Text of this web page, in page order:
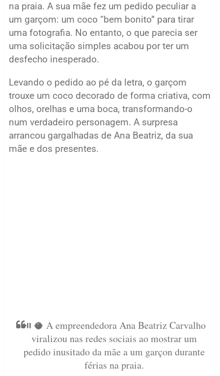
na praia. A sua mãe fez um pedido peculiar a
um garçom: um coco “bem bonito” para tirar
uma fotografia. No entanto, o que parecia ser
uma solicitação simples acabou por ter um
desfecho inesperado.
Levando o pedido ao pé da letra, o garçom
trouxe um coco decorado de forma criativa, com
olhos, orelhas e uma boca, transformando-o
num verdadeiro personagem. A surpresa
arrancou gargalhadas de Ana Beatriz, da sua
mãe e dos presentes.
⏯️ 🥥 A empreendedora Ana Beatriz Carvalho
viralizou nas redes sociais ao mostrar um
pedido inusitado da mãe a um garçon durante
férias na praia.